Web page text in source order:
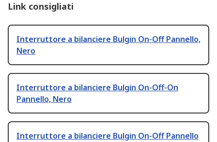
Link consigliati
Interruttore a bilanciere Bulgin On-Off Pannello,
Nero
Interruttore a bilanciere Bulgin On-Off-On
Pannello, Nero
Interruttore a bilanciere Bulgin On-Off Pannello